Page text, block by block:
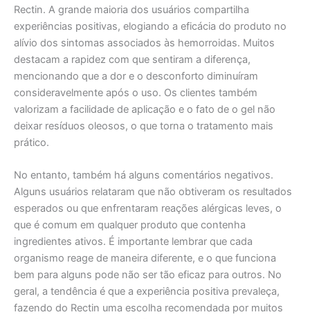
Rectin. A grande maioria dos usuários compartilha
experiências positivas, elogiando a eficácia do produto no
alívio dos sintomas associados às hemorroidas. Muitos
destacam a rapidez com que sentiram a diferença,
mencionando que a dor e o desconforto diminuíram
consideravelmente após o uso. Os clientes também
valorizam a facilidade de aplicação e o fato de o gel não
deixar resíduos oleosos, o que torna o tratamento mais
prático.
No entanto, também há alguns comentários negativos.
Alguns usuários relataram que não obtiveram os resultados
esperados ou que enfrentaram reações alérgicas leves, o
que é comum em qualquer produto que contenha
ingredientes ativos. É importante lembrar que cada
organismo reage de maneira diferente, e o que funciona
bem para alguns pode não ser tão eficaz para outros. No
geral, a tendência é que a experiência positiva prevaleça,
fazendo do Rectin uma escolha recomendada por muitos